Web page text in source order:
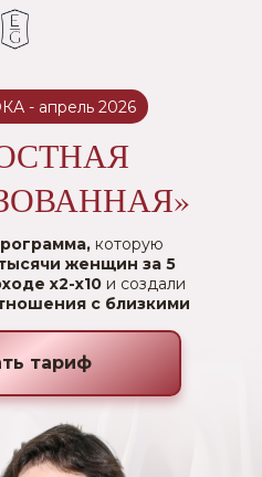
- апрель 2026
которую
женщин за 5
х2-х10 и создали
с близкими
тариф